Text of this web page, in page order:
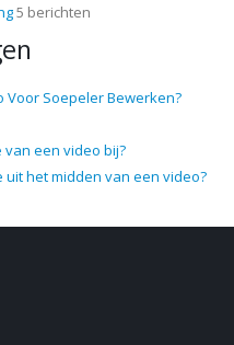
5 berichten
Voor Soepeler Bewerken?
een video bij?
het midden van een video?